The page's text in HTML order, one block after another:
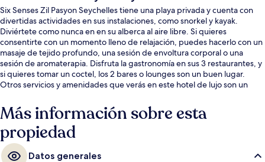
Six Senses Zil Pasyon Seychelles tiene una playa privada y cuenta con
divertidas actividades en sus instalaciones, como snorkel y kayak.
Diviértete como nunca en en su alberca al aire libre. Si quieres
consentirte con un momento lleno de relajación, puedes hacerlo con un
masaje de tejido profundo, una sesión de envoltura corporal o una
sesión de aromaterapia. Disfruta la gastronomía en sus 3 restaurantes, y
si quieres tomar un coctel, los 2 bares o lounges son un buen lugar.
Otros servicios y amenidades que verás en este hotel de lujo son un
24 horas. Otros visitantes hablan muy bien de las amenidades y
características como el servicio a la habitación.
Más información sobre esta
propiedad
Datos generales